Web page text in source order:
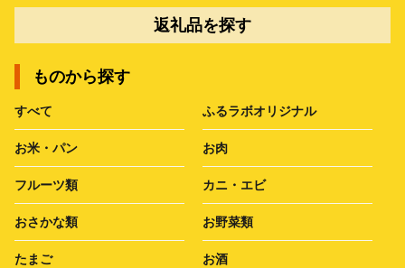
返礼品を探す
ものから探す
すべて ふるラボオリジナル
お米・パン お肉
フルーツ類 カニ・エビ
おさかな類 お野菜類
たまご お酒